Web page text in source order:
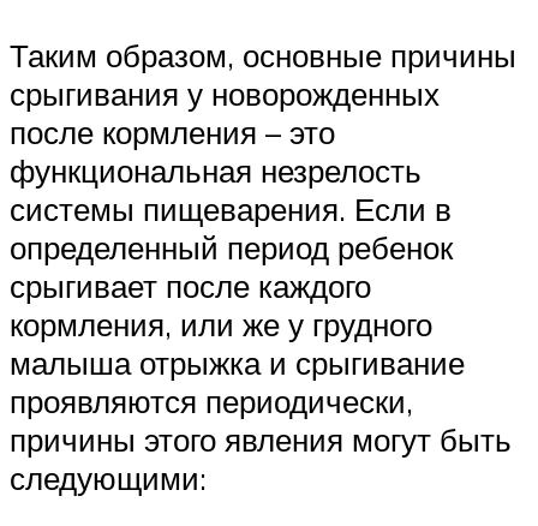
Таким образом, основные причины
срыгивания у новорожденных
после кормления – это
функциональная незрелость
системы пищеварения. Если в
определенный период ребенок
срыгивает после каждого
кормления, или же у грудного
малыша отрыжка и срыгивание
проявляются периодически,
причины этого явления могут быть
следующими: